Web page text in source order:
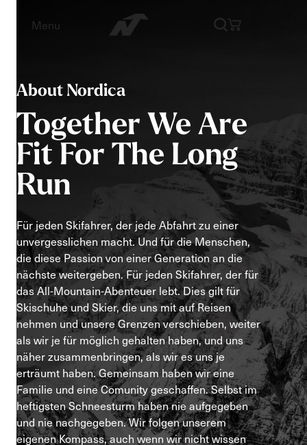
Menu
About Nordica
Together We Are
Fit For The Long
Run
Für jeden Skifahrer, der jede Abfahrt zu einer
unvergesslichen macht. Und für die Menschen,
die diese Passion von einer Generation an die
nächste weitergeben. Für jeden Skifahrer, der für
das All-Mountain-Abenteuer lebt. Dies gilt für
Skischuhe und Skier, die uns mit auf Reisen
nehmen und unsere Grenzen verschieben, weiter
als wir je für möglich gehalten haben, und uns
näher zusammenbringen, als wir es uns je
erträumt haben. Gemeinsam haben wir eine
Familie und eine Comunity geschaffen. Selbst im
heftigsten Schneesturm haben nie aufgegeben
und nie nachgegeben. Wir folgen unserem
eigenen Kompass, auch wenn wir nicht wissen